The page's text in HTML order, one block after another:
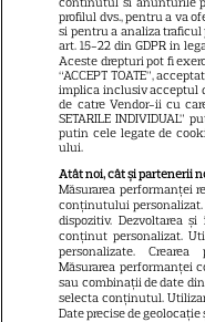
plecat din
Discuția cu
care a
Cristina Yang
profilul dvs., pentru a va
si pentru a analiza traficul
art. 15-22 din GDPR in
Aceste drepturi pot fi
“ACCEPT TOATE”,
implica inclusiv acceptul
de catre Vendor-ii cu
SETARILE
putin cele legate de
ului.
Atât noi, cât și partenerii
Măsurarea performanței
conținutului personalizat.
dispozitiv. Dezvoltarea
conținut personalizat.
personalizate.
Măsurarea performanței
sau combinații de date
selecta conținutul.
Date precise de